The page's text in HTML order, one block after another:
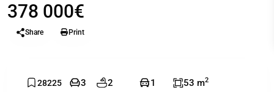
378 000€
Share Print
28225
3 2 1 53 m2